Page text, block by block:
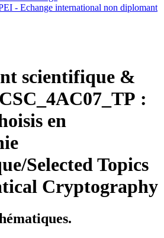
- Echange international non diplomant
scientifique &
CSC_4AC07_TP :
en
Selected Topics
Cryptography